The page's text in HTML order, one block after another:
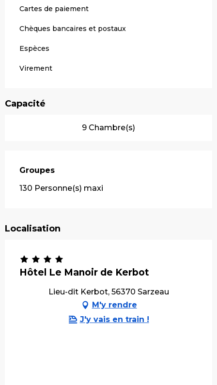
Cartes de paiement
Chèques bancaires et postaux
Espèces
Virement
Capacité
9 Chambre(s)
Groupes
Groupes
130 Personne(s) maxi
Localisation
Hôtel Le Manoir de Kerbot
Lieu-dit Kerbot, 56370 Sarzeau
M'y rendre
J'y vais en train !